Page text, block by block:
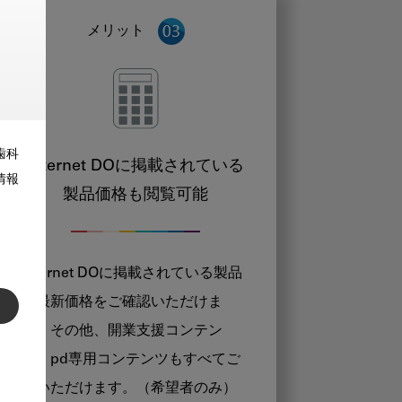
科
報
メリット
Internet DOに掲載されている
製品価格も閲覧可能
Internet DOに掲載されている製品
の最新価格をご確認いただけま
す。その他、開業支援コンテン
ツ、pd専用コンテンツもすべてご
覧いただけます。（希望者のみ）